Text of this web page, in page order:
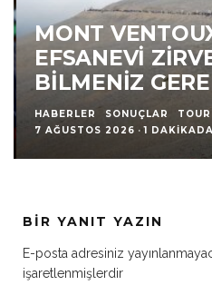
MONT
EFSANEVI
BILMENIZ
HABERLER SONUÇLAR
7 AĞUSTOS 2026 · 1
BIR YANIT YAZIN
E-posta adresiniz
işaretlenmişlerdir